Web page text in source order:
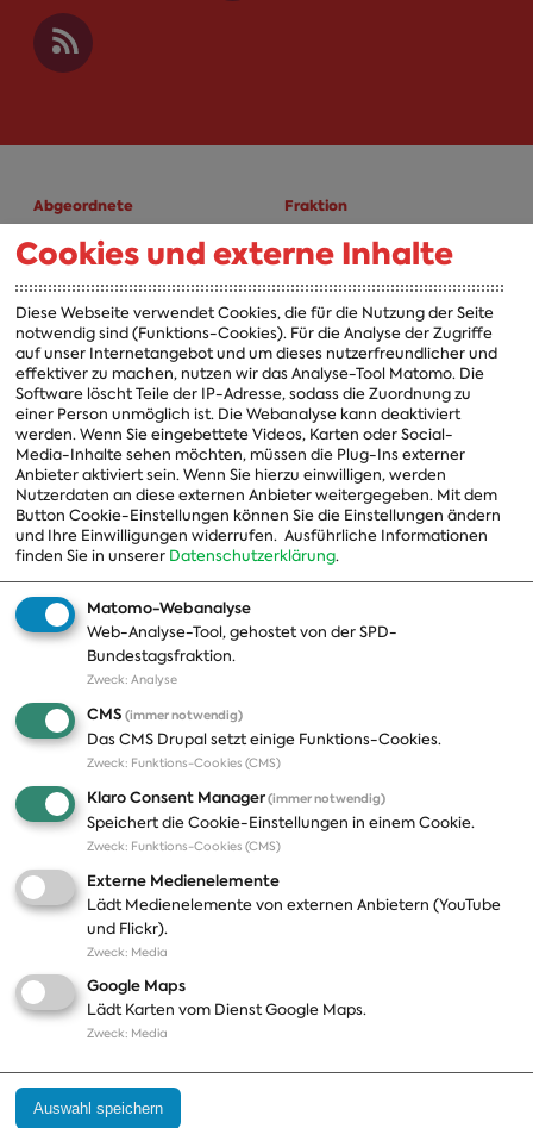
Abgeordnete
A-Z
Fraktion
Fraktion
Vorsitzender
Vorstand
Arbeitsgruppen
Ausschussvorsitzende
Beauftragte
Landesgruppen
Organisation
Themen
Positionen
Publikationen
Presse
Fotos
Pressekontakt
Termine
Jobs und Ausbildung
Häufige Fragen
Podcast
Abonnements
Aktualisierungen
Kontakt
Impressum
Datenschutz
Cookies und externe Inhalte
Diese Webseite verwendet Cookies, die für die Nutzung der Seite
notwendig sind (Funktions-Cookies). Für die Analyse der Zugriffe
auf unser Internetangebot und um dieses nutzerfreundlicher und
effektiver zu machen, nutzen wir das Analyse-Tool Matomo. Die
Software löscht Teile der IP-Adresse, sodass die Zuordnung zu
einer Person unmöglich ist. Die Webanalyse kann deaktiviert
werden. Wenn Sie eingebettete Videos, Karten oder Social-
Media-Inhalte sehen möchten, müssen die Plug-Ins externer
Anbieter aktiviert sein. Wenn Sie hierzu einwilligen, werden
Nutzerdaten an diese externen Anbieter weitergegeben. Mit dem
Button Cookie-Einstellungen können Sie die Einstellungen ändern
und Ihre Einwilligungen widerrufen. Ausführliche Informationen
finden Sie in unserer Datenschutzerklärung.
Matomo-Webanalyse
Web-Analyse-Tool, gehostet von der SPD-
Bundestagsfraktion.
Zweck: Analyse
CMS (immer notwendig)
Das CMS Drupal setzt einige Funktions-Cookies.
Zweck: Funktions-Cookies (CMS)
Klaro Consent Manager(immer notwendig)
Speichert die Cookie-Einstellungen in einem Cookie.
Zweck: Funktions-Cookies (CMS)
Externe Medienelemente
Lädt Medienelemente von externen Anbietern (YouTube
und Flickr).
Zweck: Media
Google Maps
Lädt Karten vom Dienst Google Maps.
Zweck: Media
Auswahl speichern